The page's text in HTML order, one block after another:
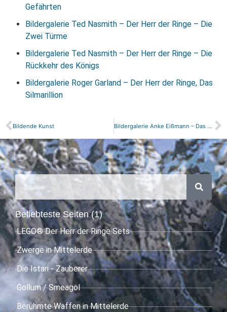
Gefährten
Bildergalerie Ted Nasmith – Der Herr der Ringe – Die
Zwei Türme
Bildergalerie Ted Nasmith – Der Herr der Ringe – Die
Rückkehr des Königs
Bildergalerie Roger Garland – Der Herr der Ringe, Das
Silmarillion
Bildende Kunst Bildergalerie Anke Eißmann – Das Silmarillion
Beliebteste Seiten (1)
LEGO® Der Herr der Ringe Sets
Zwerge in Mittelerde
Die Istari - Zauberer
Gollum / Smeagol
Berühmte Waffen in Mittelerde